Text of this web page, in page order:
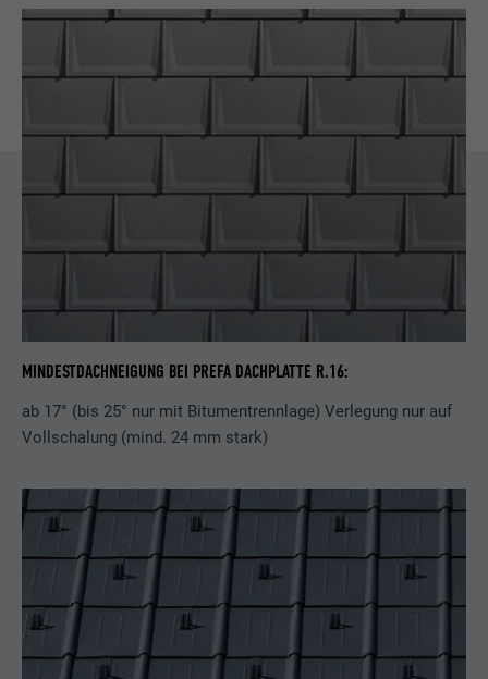
MINDESTDACHNEIGUNG BEI PREFA DACHPLATTE R.16:
ab 17° (bis 25° nur mit Bitumentrennlage) Verlegung nur auf
Vollschalung (mind. 24 mm stark)